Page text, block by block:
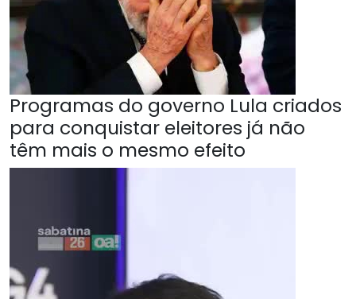
Programas do governo Lula criados
para conquistar eleitores já não
têm mais o mesmo efeito